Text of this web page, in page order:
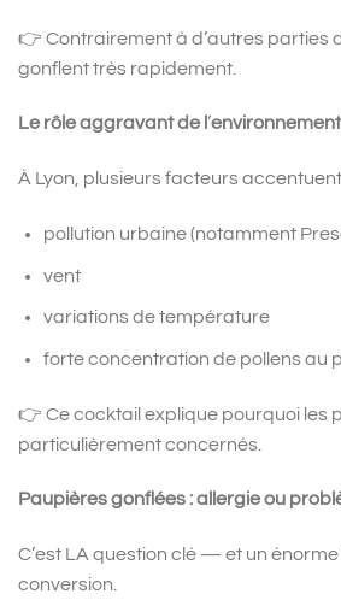
👉 Contrairement à d’autres parties
gonflent très rapidement.
Le rôle aggravant de l ’
À Lyon, plusieurs facteurs
pollution urbaine (notamment
vent
variations de température
forte concentration de pollens au
👉 Ce cocktail explique pourquoi les
particulièrement concernés.
Paupières gonflées : allergie ou
C’est LA question clé — et un énorme
conversion.